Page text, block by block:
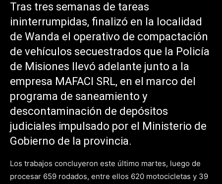
Tras tres semanas de tareas
ininterrumpidas, finalizó en la localidad
de Wanda el operativo de compactación
de vehículos secuestrados que la Policía
de Misiones llevó adelante junto a la
empresa MAFACI SRL, en el marco del
programa de saneamiento y
descontaminación de depósitos
judiciales impulsado por el Ministerio de
Gobierno de la provincia.
Los trabajos concluyeron este último martes, luego de
procesar 659 rodados, entre ellos 620 motocicletas y 39